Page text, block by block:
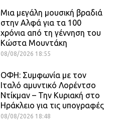
Μια μεγάλη μουσική βραδιά
στην Αλφά για τα 100
χρόνια από τη γέννηση του
Κώστα Μουντάκη
08/08/2026 18:55
ΟΦΗ: Συμφωνία με τον
Ιταλό αμυντικό Λορέντσο
Ντίκμαν – Την Κυριακή στο
Ηράκλειο για τις υπογραφές
08/08/2026 18:48